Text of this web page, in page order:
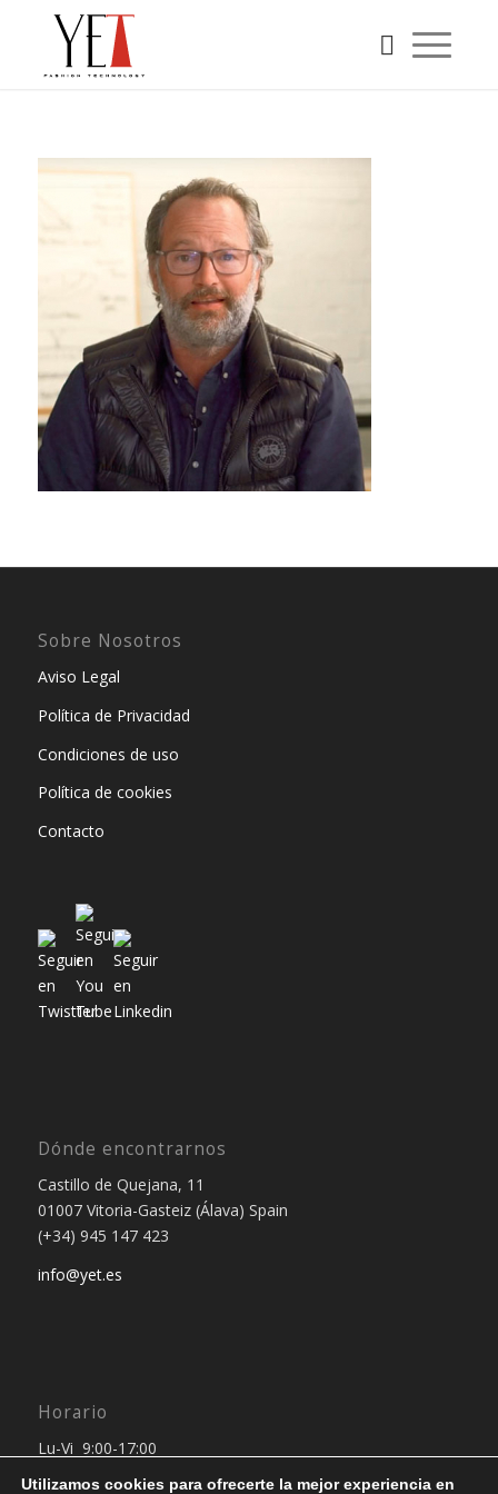
Sobre Nosotros
Aviso Legal
Política de Privacidad
Condiciones de uso
Política de cookies
Contacto
Dónde encontrarnos
Castillo de Quejana, 11
01007 Vitoria-Gasteiz (Álava) Spain
(+34) 945 147 423
info@yet.es
Horario
Lu-Vi 9:00-17:00
Utilizamos cookies para ofrecerte la mejor experiencia en